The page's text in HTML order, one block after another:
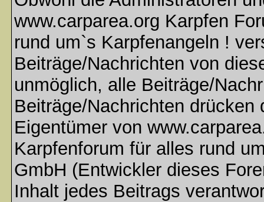
www.carparea.org Karpfen
rund um`s Karpfenangeln !
Beiträge/Nachrichten von
unmöglich, alle Beiträge/
Beiträge/Nachrichten
Eigentümer von
Karpfenforum für alles rund
GmbH (Entwickler dieses
Inhalt jedes Beitrags